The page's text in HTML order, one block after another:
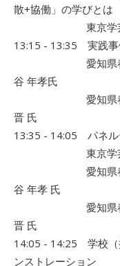
散+協働」の学びとは
東京学芸大学
13:15 - 13:35 実践事
愛知県春日井
谷 年孝氏
愛知県春日井
晋 氏
13:35 - 14:05 パネル
東京学芸大学
愛知県春日井
谷 年孝 氏
愛知県春日井
晋 氏
14:05 - 14:25 学校（
ンストレーション